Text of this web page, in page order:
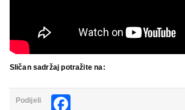
Sličan sadržaj potražite na:
Podijeli